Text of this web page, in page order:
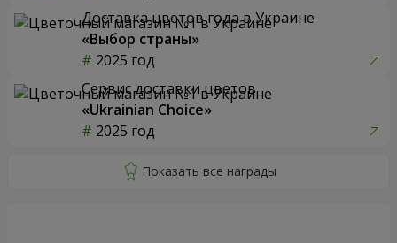
Доставка цветов года в Украине
«Выбор страны»
2025 год
Сервис доставки цветов
«Ukrainian Choice»
2025 год